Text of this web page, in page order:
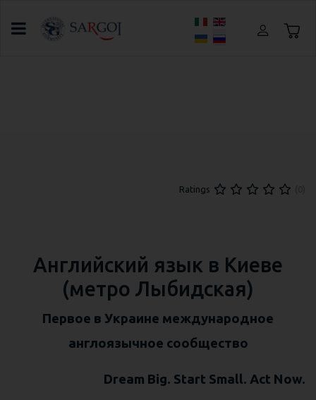
Выберите язык
Ratings
Английский язык в Киеве
(метро Лыбидская)
Первое в Украине международное
англоязычное сообщество
Dream Big. Start Small. Act Now.